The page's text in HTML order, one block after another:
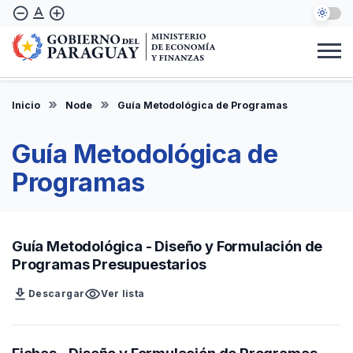
Skip
main
content
remove_circle_outline text_format add_circle_outline
Inicio Node Guía Metodológica de Programas
Guía Metodológica de
Programas
Guía Metodológica - Diseño y Formulación de
Programas Presupuestarios
download DescargarvisibilityVer lista